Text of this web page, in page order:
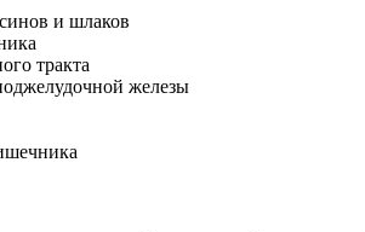
и шлаков
тракта
железы